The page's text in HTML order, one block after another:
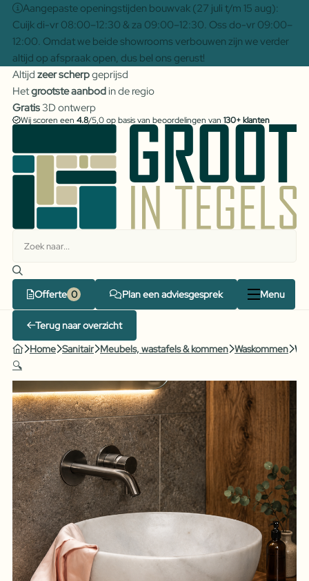
Aangepaste openingstijden bouwvak (27 juli t/m 15 aug):
Cuijk di-vr 08:00–12:30 & za 09:00–12:30. Oss do-vr 09:00–
12:00. Omdat we beide showrooms verbouwen zijn we verder
altijd op afspraak open, dus bel ons gerust!
Altijd zeer scherpgeprijsd
Hetgrootste aanbodin de regio
Gratis3D ontwerp
Wij scoren een 4.8/5,0 op basis van beoordelingen van 130+ klanten
Offerte Plan een adviesgesprek Menu
Terug naar overzicht
Home Sanitair Meubels, wastafels & kommen Waskommen
🔍